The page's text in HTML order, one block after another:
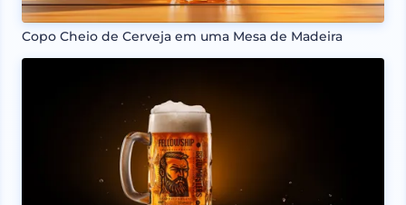
Copo Cheio de Cerveja em uma Mesa de Madeira